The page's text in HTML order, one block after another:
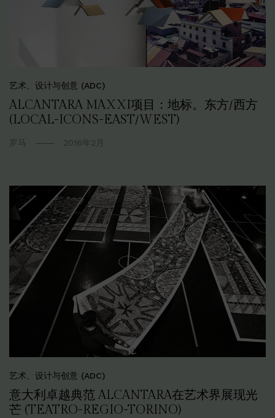
艺术、设计与创意 (ADC)
ALCANTARA MAXXI项目：地标。东方/西方
(LOCAL-ICONS-EAST/WEST)
罗马 2016年2月
艺术、设计与创意 (ADC)
意大利卓越典范 ALCANTARA在艺术界展现光
芒 (TEATRO-REGIO-TORINO)